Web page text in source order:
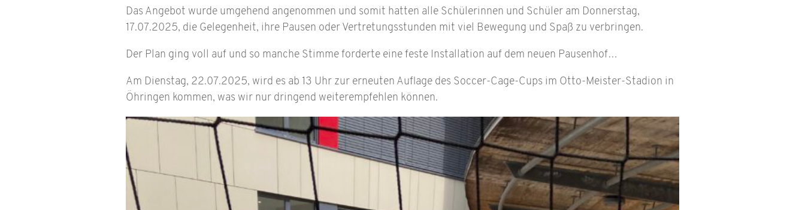
Das Angebot wurde umgehend angenommen und somit hatten alle Schülerinnen und Schüler am Donnerstag,
17.07.2025, die Gelegenheit, ihre Pausen oder Vertretungsstunden mit viel Bewegung und Spaß zu verbringen.
Der Plan ging voll auf und so manche Stimme forderte eine feste Installation auf dem neuen Pausenhof…
Am Dienstag, 22.07.2025, wird es ab 13 Uhr zur erneuten Auflage des Soccer-Cage-Cups im Otto-Meister-Stadion in
Öhringen kommen, was wir nur dringend weiterempfehlen können.